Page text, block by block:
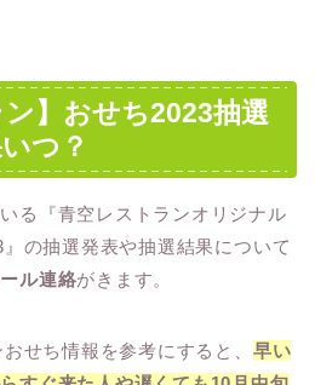
ン】おせち2023抽選
つ？
る『青空レストランオリジナル
の抽選発表や抽選結果について
ル連絡がきます。
せち情報を参考にすると、 早い